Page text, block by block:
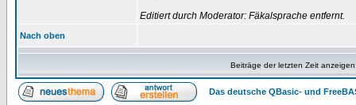
Editiert durch Moderator: Fäkalsprache entfernt.
Nach oben
Beiträge der letzten Zeit
Das deutsche QBasic- und